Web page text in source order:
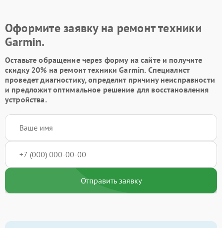
Оформите заявку на ремонт техники
Garmin.
Оставьте обращение через форму на сайте и получите
скидку 20% на ремонт техники Garmin. Специалист
проведет диагностику, определит причину неисправности
и предложит оптимальное решение для восстановления
устройства.
Отправить заявку